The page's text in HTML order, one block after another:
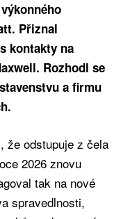
Přiznal
kontakty na
Rozhodl se
a firmu
že odstupuje z čela
2026 znovu
tak na nové
spravedlnosti,